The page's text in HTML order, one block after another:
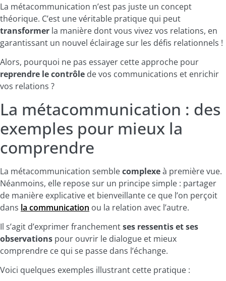
La métacommunication n’est pas juste un concept
théorique. C’est une véritable pratique qui peut
transformer la manière dont vous vivez vos relations, en
garantissant un nouvel éclairage sur les défis relationnels !
Alors, pourquoi ne pas essayer cette approche pour
reprendre le contrôle de vos communications et enrichir
vos relations ?
La métacommunication : des
exemples pour mieux la
comprendre
La métacommunication semblecomplexeà première vue.
Néanmoins, elle repose sur un principe simple : partager
de manière explicative et bienveillante ce que l’on perçoit
dans la communication ou la relation avec l’autre.
Il s’agit d’exprimer franchementses ressentis et ses
observations pour ouvrir le dialogue et mieux
comprendre ce qui se passe dans l’échange.
Voici quelques exemples illustrant cette pratique :